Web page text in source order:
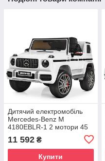
Дитячий електромобіль
Mercedes-Benz M
4180EBLR-1 2 мотори 45
W, 1 акумулятор 12V9AH,
музика, світло, MP3
11 592 ₴
Купити